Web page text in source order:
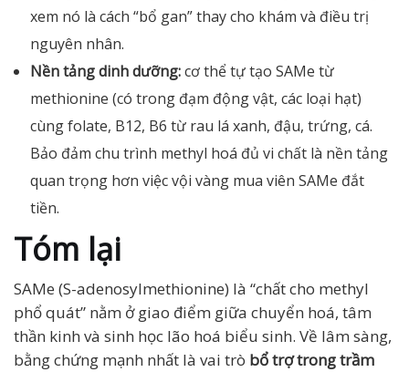
xem nó là cách “bổ gan” thay cho khám và điều trị
nguyên nhân.
Nền tảng dinh dưỡng:cơ thể tự tạo SAMe từ
methionine (có trong đạm động vật, các loại hạt)
cùng folate, B12, B6 từ rau lá xanh, đậu, trứng, cá.
Bảo đảm chu trình methyl hoá đủ vi chất là nền tảng
quan trọng hơn việc vội vàng mua viên SAMe đắt
tiền.
Tóm lại
SAMe (S-adenosylmethionine) là “chất cho methyl
phổ quát” nằm ở giao điểm giữa chuyển hoá, tâm
thần kinh và sinh học lão hoá biểu sinh. Về lâm sàng,
bằng chứng mạnh nhất là vai trò bổ trợ trong trầm